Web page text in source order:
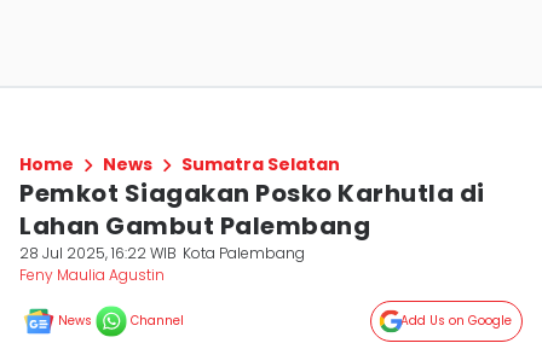
Home News Sumatra Selatan
Pemkot Siagakan Posko Karhutla di
Lahan Gambut Palembang
28 Jul 2025, 16:22 WIB Kota Palembang
Feny Maulia Agustin
News Channel Add Us on Google